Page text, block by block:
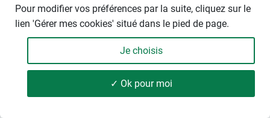
261 produits FILTRER
Réquilibre l'équilibre du pH -
Adulte
7,99 €
Désinfection des mains
A partir de
1,79 €
Pour modifier vos préférences par la suite, cliquez sur le
lien 'Gérer mes cookies' situé dans le pied de page.
Je choisis
✓ Ok pour moi